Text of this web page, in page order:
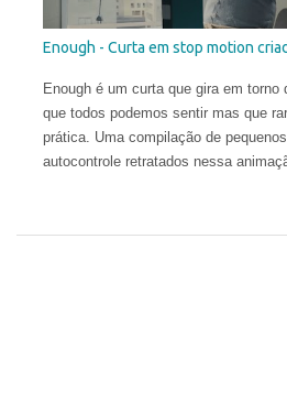
compreensão da arte. Em 2006, ele
of Art em Florença. Seus trabalhos já
e privadas em todo o mundo.
Enough - Curta em stop motion
Enough é um curta que gira em torno
que todos podemos sentir mas que
prática. Uma compilação de
autocontrole retratados nessa